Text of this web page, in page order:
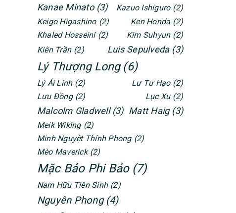
Kanae Minato (3) Kazuo Ishiguro (2)
Keigo Higashino (2) Ken Honda (2)
Khaled Hosseini (2) Kim Suhyun (2)
Kiên Trần (2) Luis Sepulveda (3)
Lý Thượng Long (6)
Lý Ái Linh (2) Lư Tư Hạo (2)
Lưu Đồng (2) Lục Xu (2)
Malcolm Gladwell (3) Matt Haig (3)
Meik Wiking (2)
Minh Nguyệt Thính Phong (2)
Mèo Maverick (2)
Mặc Bảo Phi Bảo (7)
Nam Hữu Tiên Sinh (2)
Nguyên Phong (4)